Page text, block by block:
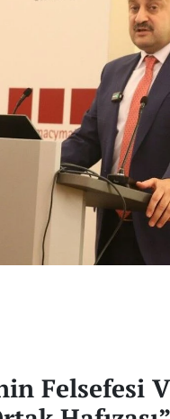
Felsefesi